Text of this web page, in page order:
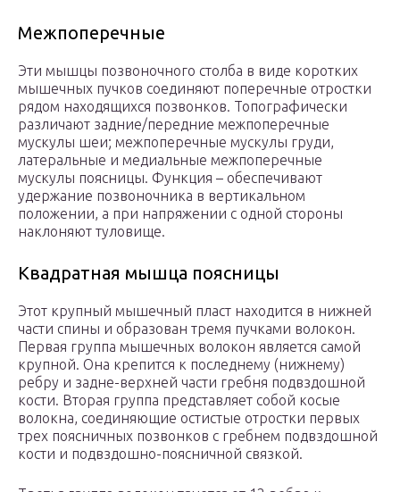
Межпоперечные
Эти мышцы позвоночного столба в виде коротких
мышечных пучков соединяют поперечные отростки
рядом находящихся позвонков. Топографически
различают задние/передние межпоперечные
мускулы шеи; межпоперечные мускулы груди,
латеральные и медиальные межпоперечные
мускулы поясницы. Функция – обеспечивают
удержание позвоночника в вертикальном
положении, а при напряжении с одной стороны
наклоняют туловище.
Квадратная мышца поясницы
Этот крупный мышечный пласт находится в нижней
части спины и образован тремя пучками волокон.
Первая группа мышечных волокон является самой
крупной. Она крепится к последнему (нижнему)
ребру и задне-верхней части гребня подвздошной
кости. Вторая группа представляет собой косые
волокна, соединяющие остистые отростки первых
трех поясничных позвонков с гребнем подвздошной
кости и подвздошно-поясничной связкой.